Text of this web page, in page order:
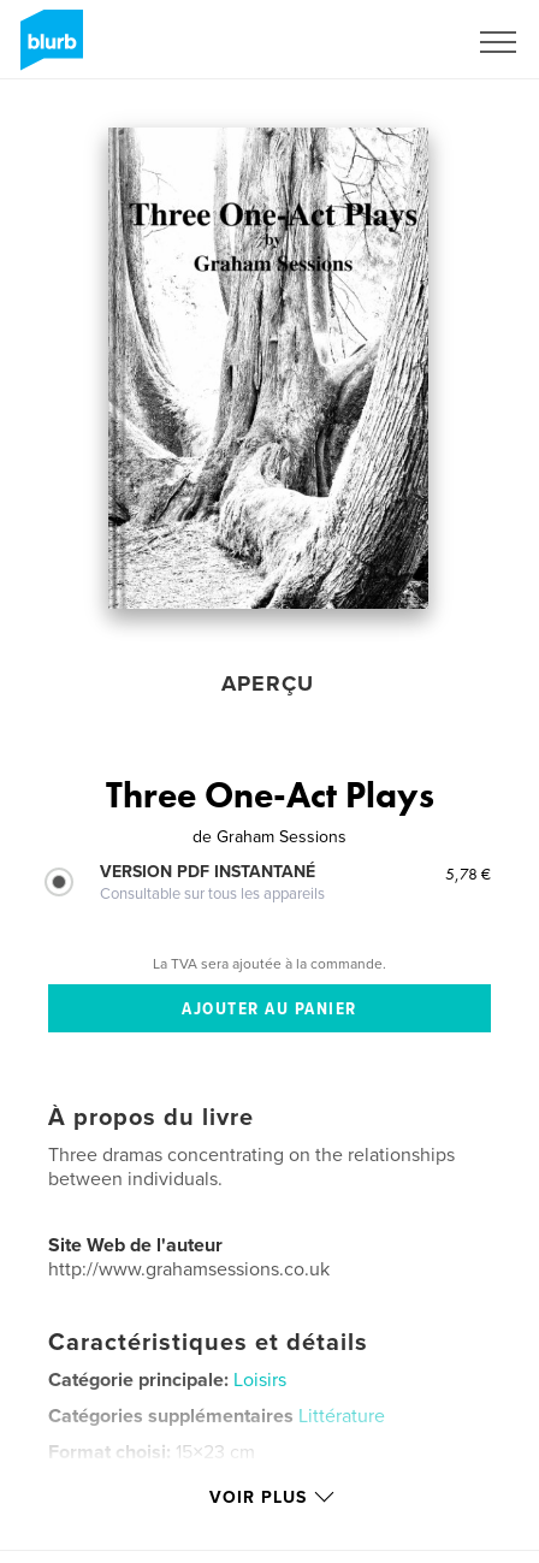
APERÇU
Three One-Act Plays
de Graham Sessions
VERSION PDF INSTANTANÉ
Consultable sur tous les appareils
5,78 €
La TVA sera ajoutée à la commande.
À propos du livre
Three dramas concentrating on the relationships
between individuals.
Site Web de l'auteur
http://www.grahamsessions.co.uk
Caractéristiques et détails
Catégorie principale: Loisirs
Catégories supplémentaires Littérature
Format choisi: 15×23 cm
VOIR PLUS